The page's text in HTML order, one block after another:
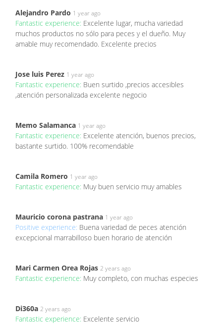
Alejandro Pardo 1 year ago
Fantastic experience: Excelente lugar, mucha variedad
muchos productos no sólo para peces y el dueño. Muy
amable muy recomendado. Excelente precios
Jose luis Perez 1 year ago
Fantastic experience: Buen surtido ,precios accesibles
,atención personalizada excelente negocio
Memo Salamanca 1 year ago
Fantastic experience: Excelente atención, buenos precios,
bastante surtido. 100% recomendable
Camila Romero 1 year ago
Fantastic experience: Muy buen servicio muy amables
Mauricio corona pastrana 1 year ago
Positive experience: Buena variedad de peces atención
excepcional marrabilloso buen horario de atención
Mari Carmen Orea Rojas 2 years ago
Fantastic experience: Muy completo, con muchas especies
Di360a 2 years ago
Fantastic experience: Excelente servicio